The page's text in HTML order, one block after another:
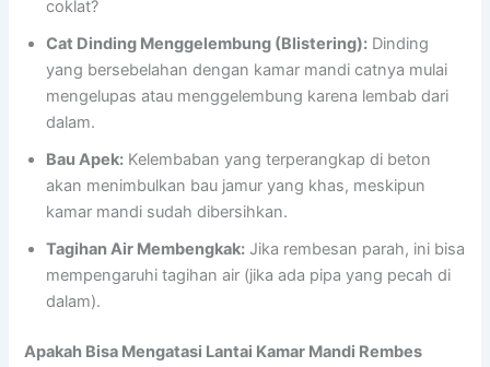
coklat?
Cat Dinding Menggelembung (Blistering): Dinding
yang bersebelahan dengan kamar mandi catnya mulai
mengelupas atau menggelembung karena lembab dari
dalam.
Bau Apek: Kelembaban yang terperangkap di beton
akan menimbulkan bau jamur yang khas, meskipun
kamar mandi sudah dibersihkan.
Tagihan Air Membengkak: Jika rembesan parah, ini bisa
mempengaruhi tagihan air (jika ada pipa yang pecah di
dalam).
Apakah Bisa Mengatasi Lantai Kamar Mandi Rembes